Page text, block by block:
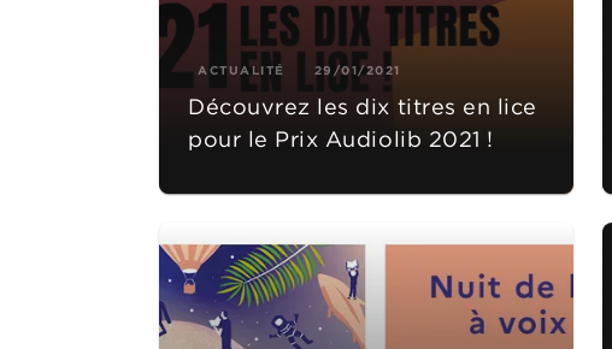
ACTUALITÉ 29/01/2021
Découvrez les dix titres en lice
pour le Prix Audiolib 2021 !